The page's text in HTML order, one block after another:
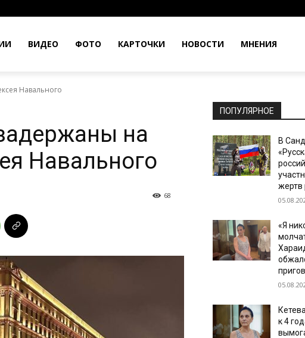
ВИДЕО ФОТО КАРТОЧКИ НОВОСТИ МНЕНИЯ
Навального
на
Навального
68
ПОПУЛЯРНОЕ
В
жертв
«Я
к 4